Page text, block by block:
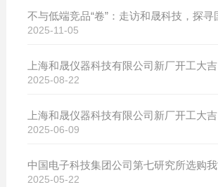
2025-11-05
上海和晟仪器科技有限公司新厂开工大吉
2025-08-22
上海和晟仪器科技有限公司新厂开工大吉
2025-06-09
2025-05-22